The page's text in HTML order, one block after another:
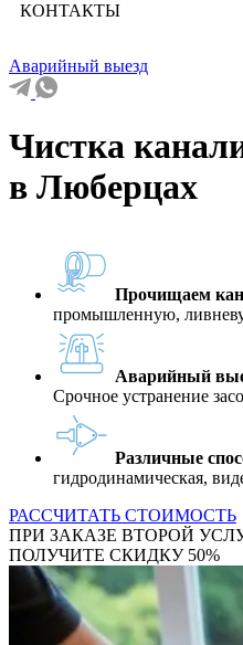
КОНТАКТЫ
Аварийный выезд
Чистка
в Люберцах
Прочищаем
промышленную,
Аварийный
Срочное устранение
Различные
гидродинамическая,
РАССЧИТАТЬ СТОИМОСТЬ
ПРИ ЗАКАЗЕ ВТОРОЙ
ПОЛУЧИТЕ СКИДКУ 50%